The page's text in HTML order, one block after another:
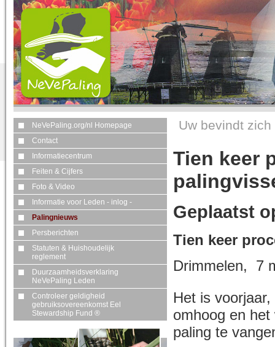
NeVePaling.org/nl Homepage
Contact
Informatiecentrum
Feiten & Cijfers
Foto & Video
Informatie voor Leden - inlog -
Palingnieuws
Persberichten
Statuten & Huishoudelijk
reglement
Duurzaamheidsverklaring
NeVePaling Leden
Controleer geldigheid
gebruiksovereenkomst Eel
Stewardship Fund ®
Uw bevindt
Tien keer
Geplaatst
Tien keer
Drimmelen, 7
Het is
omhoog en
paling te